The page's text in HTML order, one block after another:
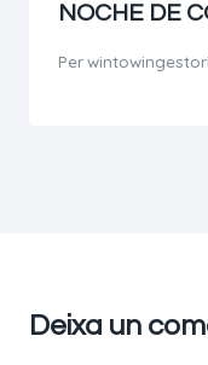
NOCHE DE
Per
Deixa un